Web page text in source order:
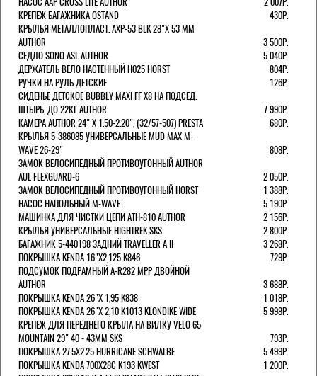
КРЕПЕЖ БАГАЖНИКА OSTAND
430Р.
КРЫЛЬЯ МЕТАЛЛОПЛАСТ. AXP-53 BLK 28"Х 53 ММ
AUTHOR
3 500Р.
СЕДЛО SONO ASL AUTHOR
5 040Р.
ДЕРЖАТЕЛЬ ВЕЛО НАСТЕННЫЙ H025 HORST
804Р.
РУЧКИ НА РУЛЬ ДЕТСКИЕ
126Р.
СИДЕНЬЕ ДЕТСКОЕ BUBBLY MAXI FF X8 НА ПОДСЕД.
ШТЫРЬ, ДО 22КГ AUTHOR
7 990Р.
КАМЕРА AUTHOR 24" Х 1.50-2.20", (32/57-507) PRESTA
680Р.
КРЫЛЬЯ 5-386085 УНИВЕРСАЛЬНЫЕ MUD MAX M-
WAVE 26-29"
808Р.
ЗАМОК ВЕЛОСИПЕДНЫЙ ПРОТИВОУГОННЫЙ AUTHOR
AUL FLEXGUARD-6
2 050Р.
ЗАМОК ВЕЛОСИПЕДНЫЙ ПРОТИВОУГОННЫЙ HORST
1 388Р.
НАСОС НАПОЛЬНЫЙ M-WAVE
5 190Р.
МАШИНКА ДЛЯ ЧИСТКИ ЦЕПИ ATH-810 AUTHOR
2 156Р.
КРЫЛЬЯ УНИВЕРСАЛЬНЫЕ HIGHTREK SKS
2 800Р.
БАГАЖНИК 5-440198 ЗАДНИЙ TRAVELLER A II
3 268Р.
ПОКРЫШКА KENDA 16"Х2,125 K846
729Р.
ПОДСУМОК ПОДРАМНЫЙ A-R282 MPP ДВОЙНОЙ
AUTHOR
3 688Р.
ПОКРЫШКА KENDA 26"Х 1,95 K838
1 018Р.
ПОКРЫШКА KENDA 26"Х 2,10 K1013 KLONDIKE WIDE
5 998Р.
КРЕПЕЖ ДЛЯ ПЕРЕДНЕГО КРЫЛА НА ВИЛКУ VELO 65
MOUNTAIN 29" 40 - 43ММ SKS
793Р.
ПОКРЫШКА 27.5X2.25 HURRICANE SCHWALBE
5 499Р.
ПОКРЫШКА KENDA 700Х28С K193 KWEST
1 200Р.